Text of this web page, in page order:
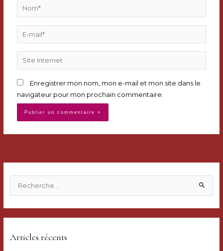
Nom*
mail*
Site
Internet
Enregistrer mon nom, mon e-mail et mon site dans le
navigateur pour mon prochain commentaire.
h
Articles récents